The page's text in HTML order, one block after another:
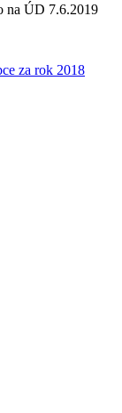
na ÚD 7.6.2019
za rok 2018